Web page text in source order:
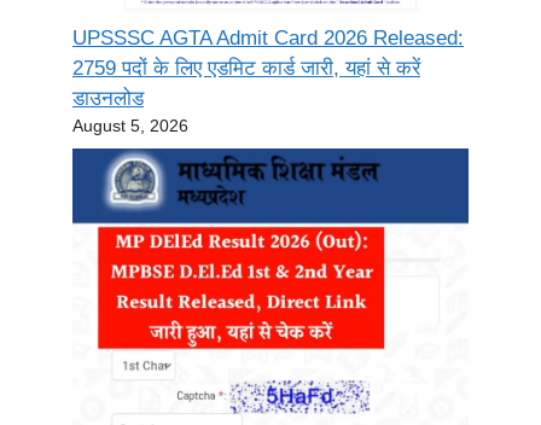
UPSSSC AGTA Admit Card 2026 Released:
2759 पदों के लिए एडमिट कार्ड जारी, यहां से करें
डाउनलोड
August 5, 2026